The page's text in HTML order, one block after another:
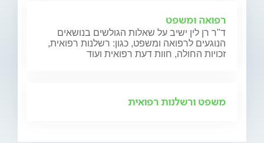
רפואה ומשפט
ד"ר רן לין ישיב על שאלות הגולשים בנושאים
הנוגעים לרפואה ומשפט, כגון: רשלנות רפואית,
זכויות החולה, חוות דעת רפואית ועוד
משפט ורשלנות רפואית